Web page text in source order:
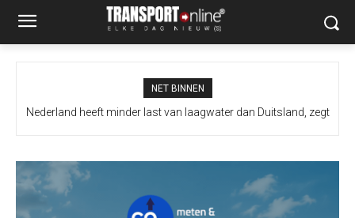
NET BINNEN
Nederland heeft minder last van laagwater dan Duitsland, zegt